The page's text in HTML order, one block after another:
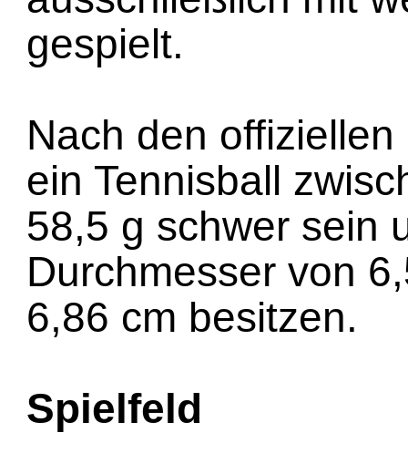
gespielt.
Nach den
ein Tennisball
58,5 g schwer sein
Durchmesser von
6,86 cm besitzen.
Spielfeld